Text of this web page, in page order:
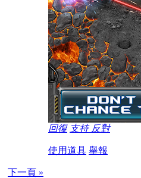
回復 支持 反對
使用道具 舉報
下一頁 »